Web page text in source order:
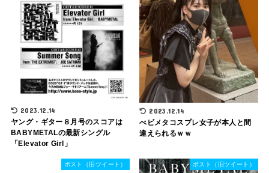
2023.12.14
ヤング・ギター８月号のスコアは
BABYMETALの最新シングル
「Elevator Girl」
2023.12.14
べビメタコスプレ女子が本人と間
違えられるｗｗ
ポスト（旧ツイート） ポスト（旧ツイート）